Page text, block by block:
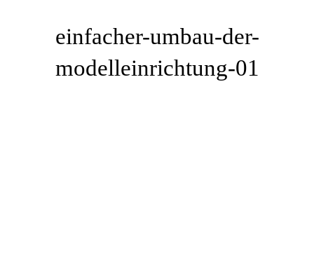
einfacher-umbau-der-
modelleinrichtung-01